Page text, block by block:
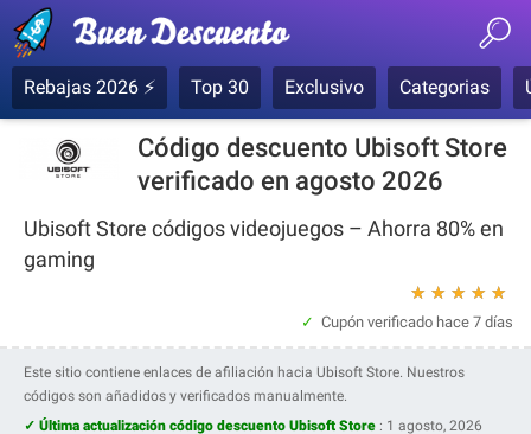
Rebajas 2026 ⚡ Top 30 Exclusivo Categorias
Código descuento Ubisoft Store
verificado en agosto 2026
Ubisoft Store códigos videojuegos – Ahorra 80% en
gaming
★
★
★
★
★
Cupón verificado hace 7 días
Este sitio contiene enlaces de afiliación hacia Ubisoft Store. Nuestros
códigos son añadidos y verificados manualmente.
✓ Última actualización código descuento Ubisoft Store : 1 agosto, 2026